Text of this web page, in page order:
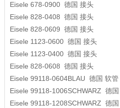
Eisele 678-0900 德国 接头
Eisele 828-0408 德国 接头
Eisele 828-0609 德国 接头
Eisele 1123-0600 德国 接头
Eisele 1123-0400 德国 接头
Eisele 828-0608 德国 接头
Eisele 99118-0604BLAU 德国 软管
Eisele 99118-1006SCHWARZ 德国
Eisele 99118-1208SCHWARZ 德国